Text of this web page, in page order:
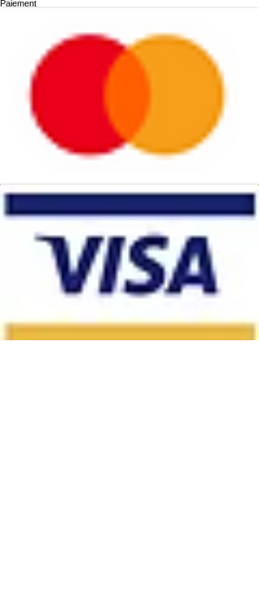
Paiement